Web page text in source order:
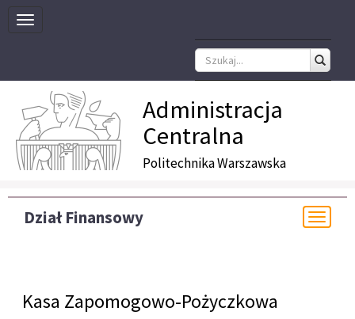
Toggle
Administracja
Centralna
Politechnika Warszawska
Dział Finansowy
Kasa Zapomogowo-Pożyczkowa